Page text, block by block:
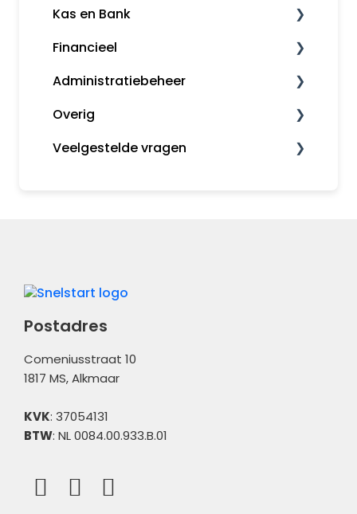
Kas en Bank
Bankkoppeling
Snelstart Bankieren App
Financieel
Fiscaal
Rapporten
Administratiebeheer
Administratiebeheer
Gebruikers en rechten
Overig
MijnSnelStart
Veelgestelde vragen
Postadres
Comeniusstraat 10
1817 MS, Alkmaar
KVK: 37054131
BTW: NL 0084.00.933.B.01